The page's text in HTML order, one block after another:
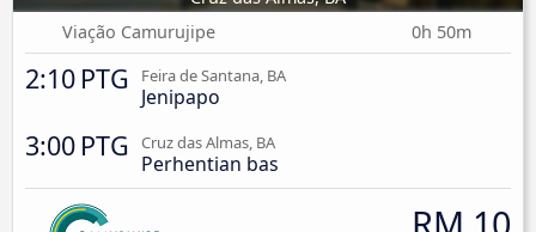
Viação Camurujipe
0h 50m
2:10 PTG Feira de Santana, BA
Jenipapo
3:00 PTG Cruz das Almas, BA
Perhentian bas